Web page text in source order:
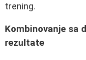
trening.
Kombinovanje sa
rezultate